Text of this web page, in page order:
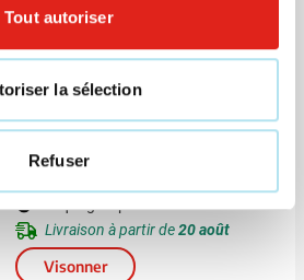
Tout autoriser
la sélection
Refuser
Date d'expédition en cours de
Livraison à partir de20 août
Visonner